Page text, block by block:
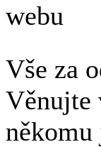
webu
Vše za
Věnujte